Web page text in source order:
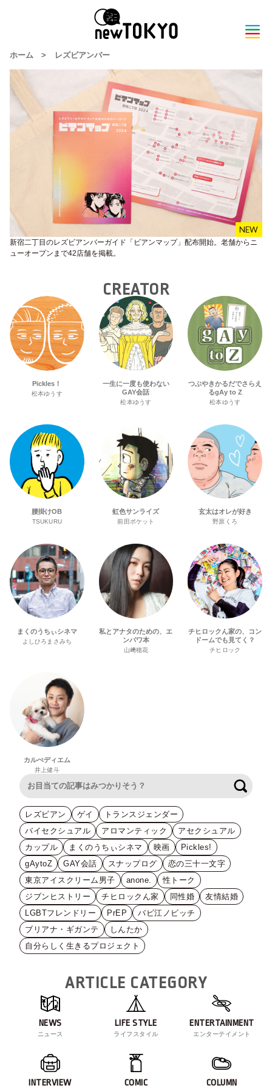
ホーム > レズビアンバー
新宿二丁目のレズビアンバーガイド「ビアンマップ」配布開始。老舗からニ
ューオープンまで42店舗を掲載。
CREATOR
Pickles！
松本ゆうす
一生に一度も使わない
GAY会話
松本ゆうす
つぶやきかるだでさらえ
るgAy to Z
松本ゆうす
腰掛けOB
TSUKURU
虹色サンライズ
前田ポケット
玄太はオレが好き
野原くろ
まくのうちぃシネマ
よしひろまさみち
私とアナタのための、エ
ンパワ本
山﨑穂花
チヒロックん家の、コン
ドームでも見てく？
チヒロック
カルぺディエム
井上健斗
レズビアン ゲイ
トランスジェンダー
バイセクシュアル
アロマンティック
アセクシュアル
カップル
まくのうちぃシネマ 映画
Pickles!
gAytoZ
GAY会話 スナップログ
恋の三十一文字
東京アイスクリーム男子
anone.
性トーク
ジブンヒストリー
チヒロックん家 同性婚
友情結婚
LGBTフレンドリー
PrEP
バビ江ノビッチ
ブリアナ・ギガンテ
しんたか
自分らしく生きるプロジェクト
ARTICLE CATEGORY
NEWS
ニュース
LIFE STYLE
ライフスタイル
ENTERTAINMENT
エンターテイメント
INTERVIEW COMIC COLUMN